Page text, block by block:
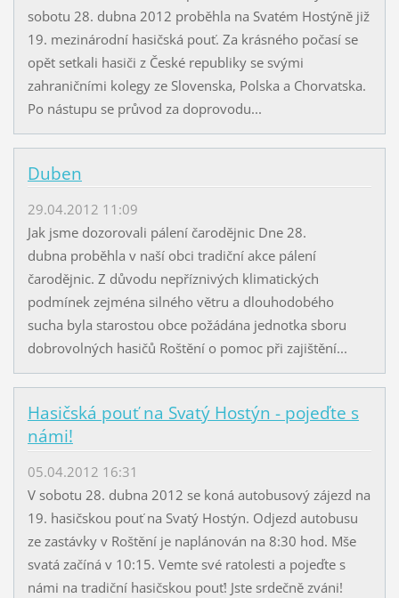
sobotu 28. dubna 2012 proběhla na Svatém Hostýně již
19. mezinárodní hasičská pouť. Za krásného počasí se
opět setkali hasiči z České republiky se svými
zahraničními kolegy ze Slovenska, Polska a Chorvatska.
Po nástupu se průvod za doprovodu...
Duben
29.04.2012 11:09
Jak jsme dozorovali pálení čarodějnic Dne 28.
dubna proběhla v naší obci tradiční akce pálení
čarodějnic. Z důvodu nepříznivých klimatických
podmínek zejména silného větru a dlouhodobého
sucha byla starostou obce požádána jednotka sboru
dobrovolných hasičů Roštění o pomoc při zajištění...
Hasičská pouť na Svatý Hostýn - pojeďte s
námi!
05.04.2012 16:31
V sobotu 28. dubna 2012 se koná autobusový zájezd na
19. hasičskou pouť na Svatý Hostýn. Odjezd autobusu
ze zastávky v Roštění je naplánován na 8:30 hod. Mše
svatá začíná v 10:15. Vemte své ratolesti a pojeďte s
námi na tradiční hasičskou pouť! Jste srdečně zváni!